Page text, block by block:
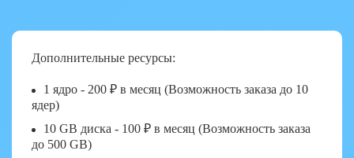
Дополнительные ресурсы:
1 ядро - 200 ₽ в месяц (Возможность заказа до 10
ядер)
10 GB диска - 100 ₽ в месяц (Возможность заказа
до 500 GB)